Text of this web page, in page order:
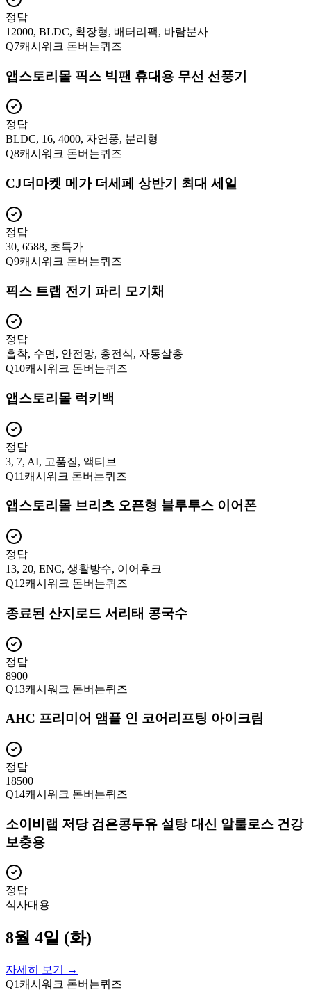
정답
12000, BLDC, 확장형, 배터리팩, 바람분사
Q7캐시워크 돈버는퀴즈
앱스토리몰 픽스 빅팬 휴대용 무선 선풍기
정답
BLDC, 16, 4000, 자연풍, 분리형
Q8캐시워크 돈버는퀴즈
CJ더마켓 메가 더세페 상반기 최대 세일
정답
30, 6588, 초특가
Q9캐시워크 돈버는퀴즈
픽스 트랩 전기 파리 모기채
정답
흡착, 수면, 안전망, 충전식, 자동살충
Q10캐시워크 돈버는퀴즈
앱스토리몰 럭키백
정답
3, 7, AI, 고품질, 액티브
Q11 캐시워크 돈버는퀴즈
앱스토리몰 브리츠 오픈형 블루투스 이어폰
정답
13, 20, ENC, 생활방수, 이어후크
Q12캐시워크 돈버는퀴즈
종료된 산지로드 서리태 콩국수
정답
8900
Q13캐시워크 돈버는퀴즈
AHC 프리미어 앰플 인 코어리프팅 아이크림
정답
18500
Q14캐시워크 돈버는퀴즈
소이비랩 저당 검은콩두유 설탕 대신 알룰로스 건강
보충용
정답
식사대용
8월 4일 (화)
자세히 보기 →
Q1 캐시워크 돈버는퀴즈